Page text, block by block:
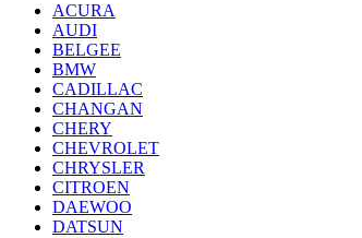
ACURA
AUDI
BELGEE
BMW
CADILLAC
CHANGAN
CHERY
CHEVROLET
CHRYSLER
CITROEN
DAEWOO
DATSUN